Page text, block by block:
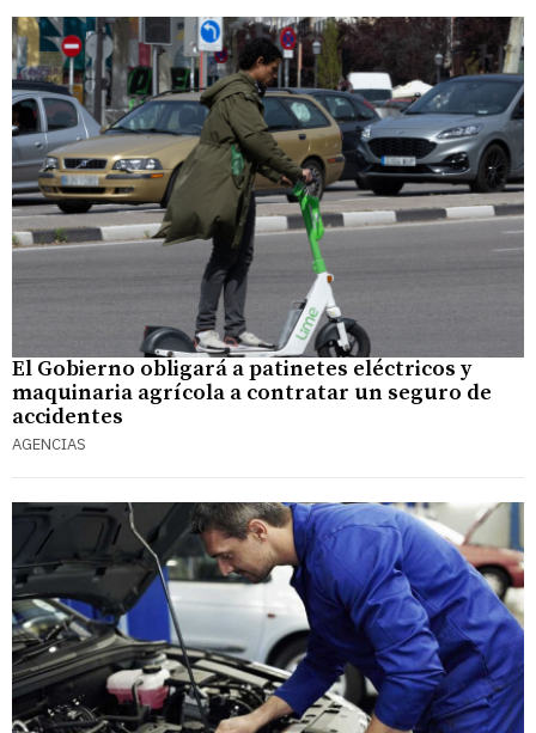
El Gobierno obligará a patinetes eléctricos y
maquinaria agrícola a contratar un seguro de
accidentes
AGENCIAS